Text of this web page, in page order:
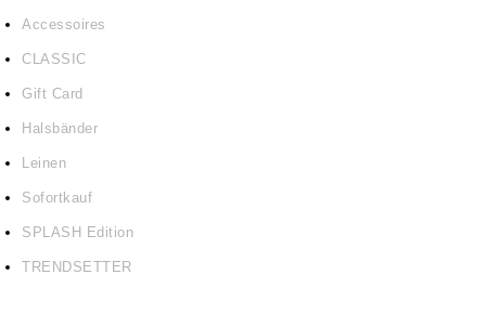
Accessoires
CLASSIC
Gift Card
Halsbänder
Leinen
Sofortkauf
SPLASH Edition
TRENDSETTER